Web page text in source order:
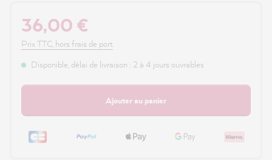
36,00 €
Prix TTC, hors frais de port
Disponible, délai de livraison : 2 à 4 jours ouvrables
Ajouter au panier